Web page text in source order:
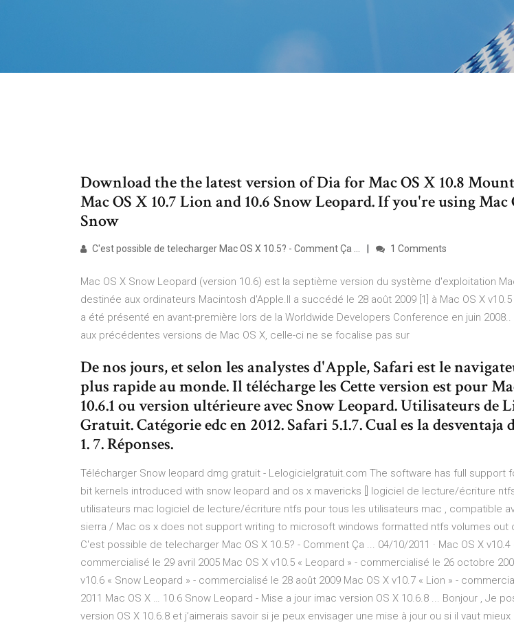
Download the the latest version of Dia for Mac OS X 10.8
Mac OS X 10.7 Lion and 10.6 Snow Leopard. If you're using Mac
Snow
C'est possible de telecharger Mac OS X 10.5? - Comment Ça ... 1 Comments
Mac OS X Snow Leopard (version 10.6) est la septième version du système d'exploitation
destinée aux ordinateurs Macintosh d'Apple.Il a succédé le 28 août 2009 [1] à Mac OS X v10.5
a été présenté en avant-première lors de la Worldwide Developers Conference en juin
aux précédentes versions de Mac OS X, celle-ci ne se focalise pas sur
De nos jours, et selon les analystes d'Apple, Safari est le
plus rapide au monde. Il télécharge les Cette version est pour
10.6.1 ou version ultérieure avec Snow Leopard. Utilisateurs de
Gratuit. Catégorie edc en 2012. Safari 5.1.7. Cual es la desventaja
1. 7. Réponses.
Télécharger Snow leopard dmg gratuit - Lelogicielgratuit.com The software has full support
bit kernels introduced with snow leopard and os x mavericks [] logiciel de lecture/écriture
utilisateurs mac logiciel de lecture/écriture ntfs pour tous les utilisateurs mac , compatible
sierra / Mac os x does not support writing to microsoft windows formatted ntfs volumes out
C'est possible de telecharger Mac OS X 10.5? - Comment Ça ... 04/10/2011 · Mac OS X v10.4
commercialisé le 29 avril 2005 Mac OS X v10.5 « Leopard » - commercialisé le 26 octobre
v10.6 « Snow Leopard » - commercialisé le 28 août 2009 Mac OS X v10.7 « Lion » -
2011 Mac OS X … 10.6 Snow Leopard - Mise a jour imac version OS X 10.6.8 ... Bonjour , Je
version OS X 10.6.8 et j’aimerais savoir si je peux envisager une mise à jour ou si il vaut mieux